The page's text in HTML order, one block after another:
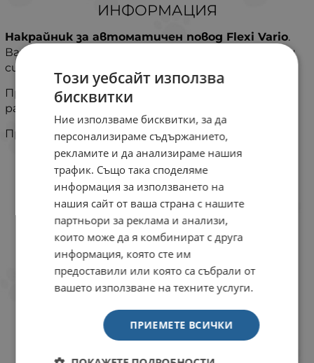
ИНФОРМАЦИЯ
Накрайник за автоматичен повод Flexi Vario.
Вградена LED светеща лента, която дава ясен
сигнал и предпазва от инциденти.
Прикрепва се към всички модели flaxi Vario в
размери S, M и L.
Предлага се в два размера.
Този уебсайт използва
бисквитки
Ние използваме бисквитки, за да
персонализираме съдържанието,
рекламите и да анализираме нашия
трафик. Също така споделяме
информация за използването на
нашия сайт от ваша страна с нашите
партньори за реклама и анализи,
които може да я комбинират с друга
информация, която сте им
предоставили или която са събрали от
вашето използване на техните услуги.
ПРИЕМЕТЕ ВСИЧКИ